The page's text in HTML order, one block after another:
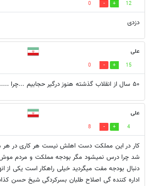
12
0
دزدی
علی
15
0
۵۰ سال از انقلاب گذشته هنوز درگیر حجابیم ...چرا ......
علی
4
8
کار در این مملکت دست اهلش نیست هر کاری در هر
شد چرا درس نمیشود مگر بودجه مملکت و مردم
دنبال بودجه مفت میگردید خیلی راهکار است یکی از
اداره کننده گی اصلاح طلبان بسرکردگی شیخ حسن